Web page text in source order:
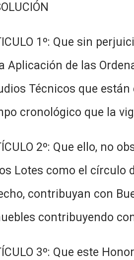
1º: Que sin
Aplicación de las
Técnicos que
cronológico que la
2º: Que ello, no
Lotes como el círculo
contribuyan con
contribuyendo
3º: Que este